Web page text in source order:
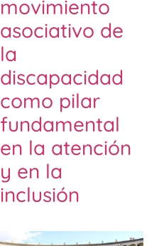
movimiento
asociativo de
la
discapacidad
como pilar
fundamental
en la atención
y en la
inclusión